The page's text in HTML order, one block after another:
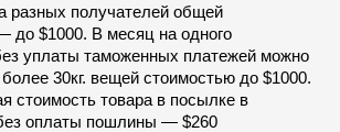
разных получателей общей
до $1000. В месяц на одного
уплаты таможенных платежей можно
30кг. вещей стоимостью до $1000.
стоимость товара в посылке в
оплаты пошлины — $260